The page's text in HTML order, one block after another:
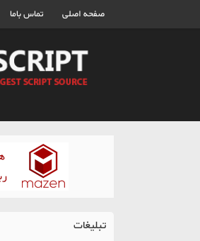
صفحه اصلی تماس باما
تبلیغات